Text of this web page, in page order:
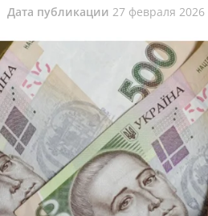
Дата публикации 27 февраля 2026